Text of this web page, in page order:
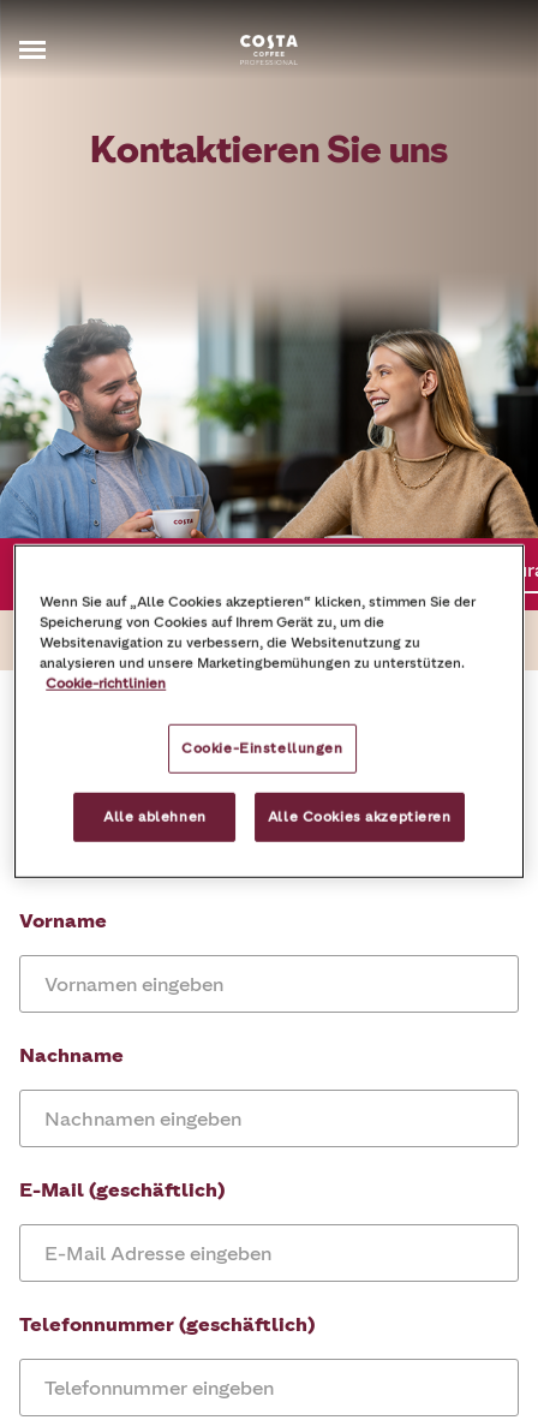
Kontaktieren Sie uns
Kostenlose
Kontaktieren Sie uns
Füllen Sie das Formular aus – einer unserer Experten
wird sich bei Ihnen melden, um Sie individuell zu
beraten und das passende Kaffee-Setup für Ihr
Vorname
Nachname
E-Mail (geschäftlich)
Telefonnummer (geschäftlich)
Wenn Sie auf „Alle Cookies akzeptieren“ klicken, stimmen Sie der
Speicherung von Cookies auf Ihrem Gerät zu, um die
Websitenavigation zu verbessern, die Websitenutzung zu
analysieren und unsere Marketingbemühungen zu unterstützen.
Cookie-richtlinien
Cookie-Einstellungen
Alle ablehnen Alle Cookies akzeptieren